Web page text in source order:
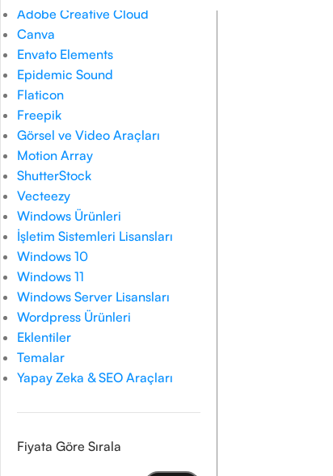
Adobe Creative Cloud
Canva
Envato Elements
Epidemic Sound
Flaticon
Freepik
Görsel ve Video Araçları
Motion Array
ShutterStock
Vecteezy
Windows Ürünleri
İşletim Sistemleri Lisansları
Windows 10
Windows 11
Windows Server Lisansları
Wordpress Ürünleri
Eklentiler
Temalar
Yapay Zeka & SEO Araçları
Fiyata Göre Sırala